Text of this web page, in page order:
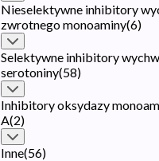
Nieselektywne inhibitory
zwrotnego monoaminy(6)
Selektywne inhibitory
serotoniny(58)
Inhibitory oksydazy
A(2)
Inne(56)